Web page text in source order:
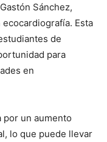
Sánchez,
Esta
de
para
en
un aumento
lo que puede llevar